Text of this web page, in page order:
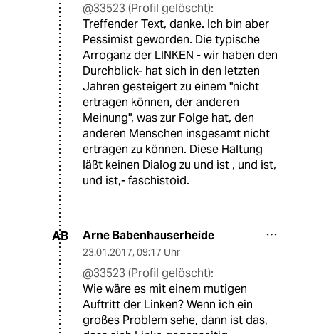
@33523 (Profil gelöscht):
Treffender Text, danke. Ich bin aber
Pessimist geworden. Die typische
Arroganz der LINKEN - wir haben den
Durchblick- hat sich in den letzten
Jahren gesteigert zu einem "nicht
ertragen können, der anderen
Meinung", was zur Folge hat, den
anderen Menschen insgesamt nicht
ertragen zu können. Diese Haltung
läßt keinen Dialog zu und ist , und ist,
und ist,- faschistoid.
AB Arne Babenhauserheide
23.01.2017, 09:17 Uhr
@33523 (Profil gelöscht):
Wie wäre es mit einem mutigen
Auftritt der Linken? Wenn ich ein
großes Problem sehe, dann ist das,